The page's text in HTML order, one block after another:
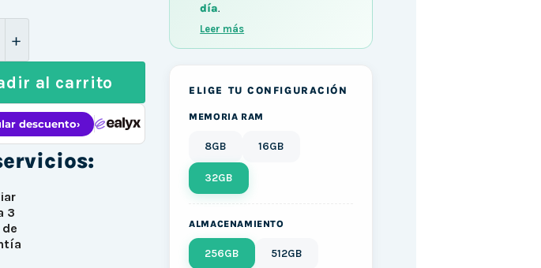
ThinkCentre M910s SFF / i5-6500 / 32GB DDR4 256GB SSD Windows 10
al carrito
3
día.
Leer más
ELIGE TU CONFIGURACIÓN
MEMORIA RAM
8GB 16GB
32GB
ALMACENAMIENTO
256GB 512GB